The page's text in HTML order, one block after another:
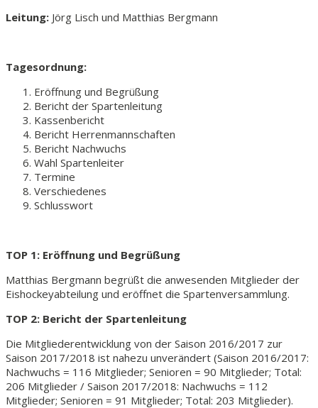
Leitung: Jörg Lisch und Matthias Bergmann
Tagesordnung:
Eröffnung und Begrüßung
Bericht der Spartenleitung
Kassenbericht
Bericht Herrenmannschaften
Bericht Nachwuchs
Wahl Spartenleiter
Termine
Verschiedenes
Schlusswort
TOP 1: Eröffnung und Begrüßung
Matthias Bergmann begrüßt die anwesenden Mitglieder der
Eishockeyabteilung und eröffnet die Spartenversammlung.
TOP 2: Bericht der Spartenleitung
Die Mitgliederentwicklung von der Saison 2016/2017 zur
Saison 2017/2018 ist nahezu unverändert (Saison 2016/2017:
Nachwuchs = 116 Mitglieder; Senioren = 90 Mitglieder; Total:
206 Mitglieder / Saison 2017/2018: Nachwuchs = 112
Mitglieder; Senioren = 91 Mitglieder; Total: 203 Mitglieder).